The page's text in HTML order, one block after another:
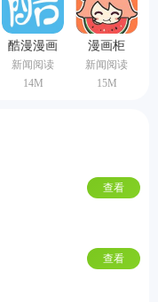
酷漫漫画
新闻阅读
14M
漫画柜
新闻阅读
15M
查看
查看